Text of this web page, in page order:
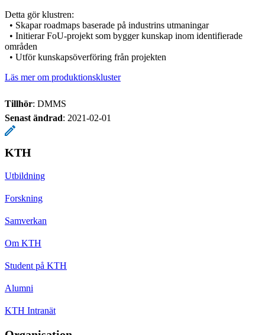
Detta gör klustren:
• Skapar roadmaps baserade på industrins utmaningar
• Initierar FoU-projekt som bygger kunskap inom identifierade
områden
• Utför kunskapsöverföring från projekten
Läs mer om produktionskluster
Tillhör: DMMS
Senast ändrad: 2021-02-01
KTH
Utbildning
Forskning
Samverkan
Om KTH
Student på KTH
Alumni
KTH Intranät